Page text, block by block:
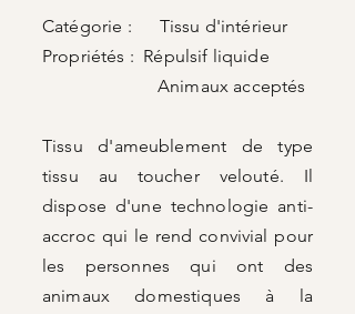
Catégorie : Tissu d'intérieur
Propriétés : Répulsif liquide
Animaux acceptés
Tissu d'ameublement de type
tissu au toucher velouté. Il
dispose d'une technologie anti-
accroc qui le rend convivial pour
les personnes qui ont des
animaux domestiques à la